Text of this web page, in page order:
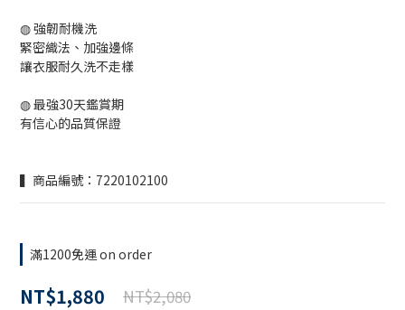
◍ 強韌耐機洗
緊密織法、加強邊條
讓衣服耐久洗不走樣
◍ 最強30天鑑賞期
有信心的品質保證
▍商品編號：7220102100
滿1200免運 on order
NT$1,880 NT$2,080